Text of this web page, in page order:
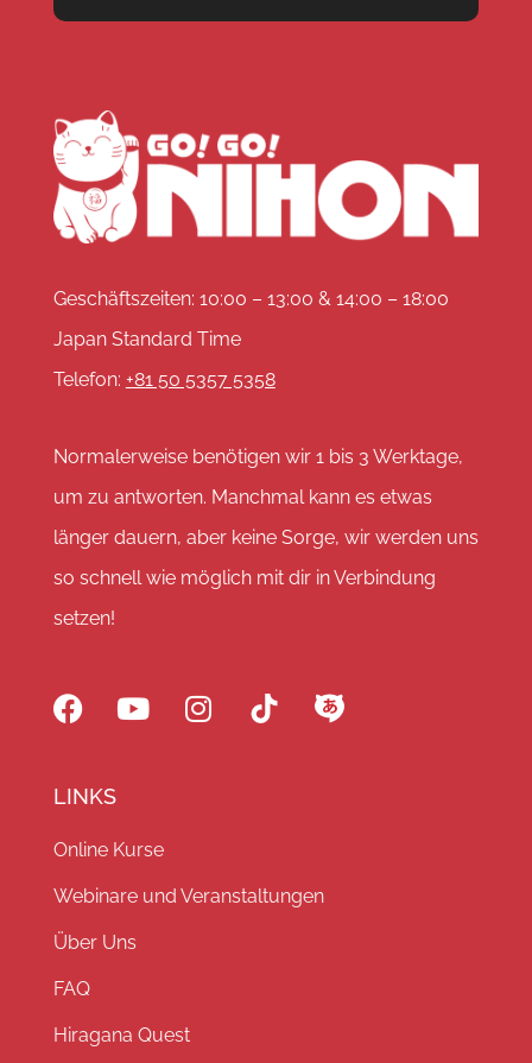
Geschäftszeiten: 10:00 – 13:00 & 14:00 – 18:00
Japan Standard Time
Telefon: +81 50 5357 5358
Normalerweise benötigen wir 1 bis 3 Werktage,
um zu antworten. Manchmal kann es etwas
länger dauern, aber keine Sorge, wir werden uns
so schnell wie möglich mit dir in Verbindung
setzen!
LINKS
Online Kurse
Webinare und Veranstaltungen
Über Uns
FAQ
Hiragana Quest